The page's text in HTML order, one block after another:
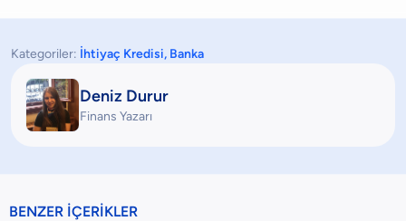
Kategoriler: İhtiyaç Kredisi, Banka
Deniz Durur
Finans Yazarı
BENZER İÇERİKLER